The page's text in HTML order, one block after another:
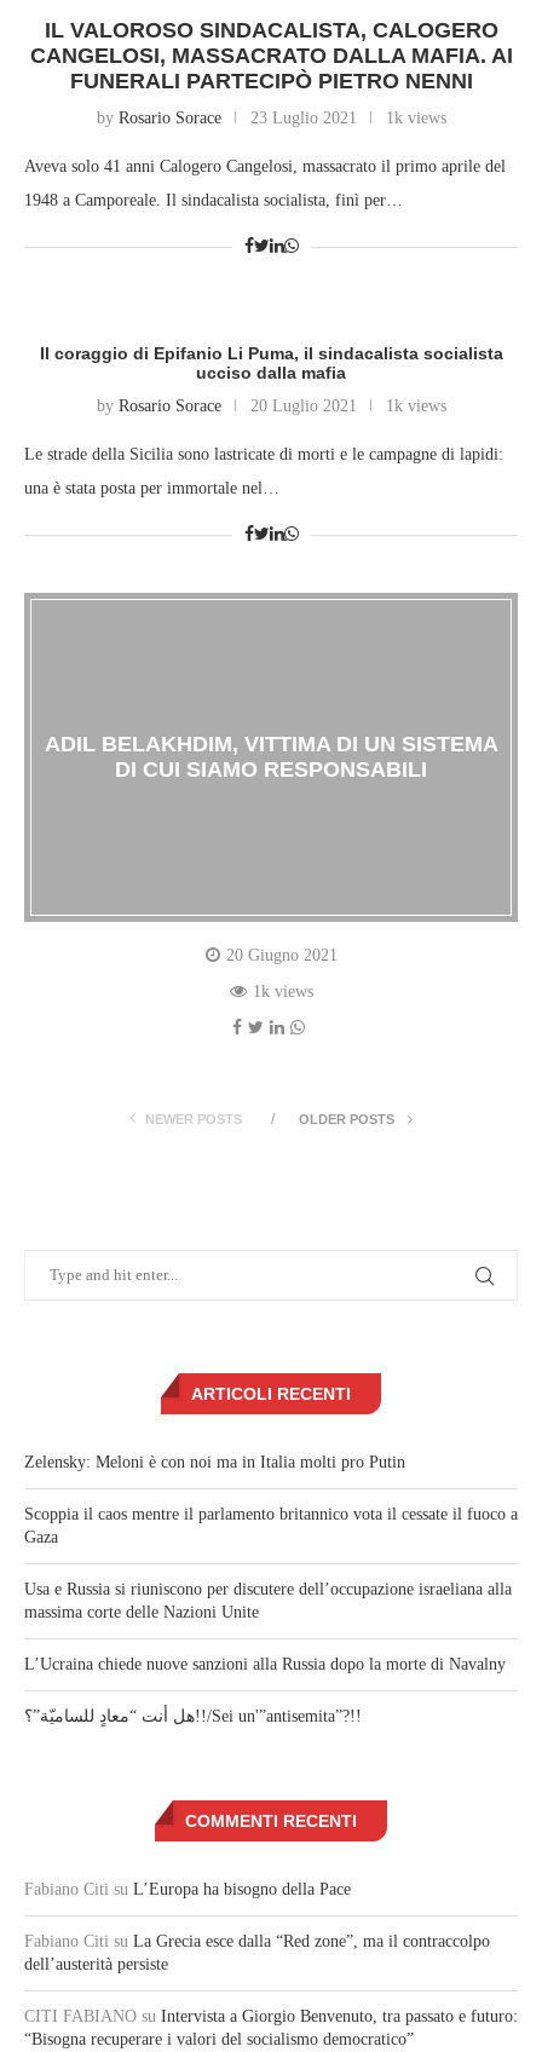
IL VALOROSO SINDACALISTA, CALOGERO
CANGELOSI, MASSACRATO DALLA MAFIA. AI
FUNERALI PARTECIPÒ PIETRO NENNI
by Rosario Sorace 23 Luglio 2021 1k views
Aveva solo 41 anni Calogero Cangelosi, massacrato il primo aprile del
1948 a Camporeale. Il sindacalista socialista, finì per…
Il coraggio di Epifanio Li Puma, il sindacalista socialista
ucciso dalla mafia
by Rosario Sorace 20 Luglio 2021 1k views
Le strade della Sicilia sono lastricate di morti e le campagne di lapidi:
una è stata posta per immortale nel…
ADIL BELAKHDIM, VITTIMA DI UN SISTEMA
DI CUI SIAMO RESPONSABILI
20 Giugno 2021
1k views
NEWER POSTS OLDER POSTS
ARTICOLI RECENTI
Zelensky: Meloni è con noi ma in Italia molti pro Putin
Scoppia il caos mentre il parlamento britannico vota il cessate il fuoco a
Gaza
Usa e Russia si riuniscono per discutere dell’occupazione israeliana alla
massima corte delle Nazioni Unite
L’Ucraina chiede nuove sanzioni alla Russia dopo la morte di Navalny
هل أنت “معادٍ للساميّة”؟!!/Sei un'”antisemita”?!!
COMMENTI RECENTI
Fabiano Citi su L’Europa ha bisogno della Pace
Fabiano Citi su La Grecia esce dalla “Red zone”, ma il contraccolpo
dell’austerità persiste
CITI FABIANO su Intervista a Giorgio Benvenuto, tra passato e futuro:
“Bisogna recuperare i valori del socialismo democratico”